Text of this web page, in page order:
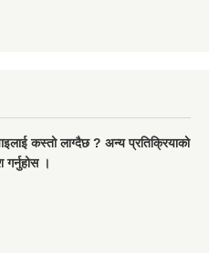
कस्तो लाग्दैछ ? अन्य प्रतिक्रियाको
गर्नुहोस ।